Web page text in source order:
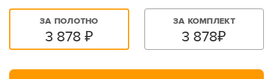
ЗА ПОЛОТНО
3 878 ₽
ЗА КОМПЛЕКТ
3 878₽